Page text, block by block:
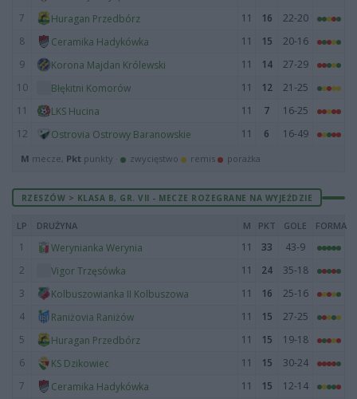
7
Huragan Przedbórz 11 16
22-20
8
Ceramika Hadykówka 11 15
20-16
9
Korona Majdan Królewski 11 14
27-29
10
Błękitni Komorów 11 12
21-25
11
LKS Hucina 11 7
16-25
12
Ostrovia Ostrowy Baranowskie 11 6 16-49
M mecze, Pkt punkty · zwycięstwo remis porażka
RZESZÓW > KLASA B, GR. VII - MECZE ROZEGRANE NA WYJEŹDZIE
LP DRUŻYNA M PKT GOLE FORMA
1 Werynianka Werynia 11 33
43-9
2
Vigor Trzęsówka 11 24
35-18
3
Kolbuszowianka II Kolbuszowa 11 16
25-16
4
Raniżovia Raniżów 11 15
27-25
5
Huragan Przedbórz 11 15
19-18
6
KS Dzikowiec 11 15
30-24
7
Ceramika Hadykówka 11 15
12-14